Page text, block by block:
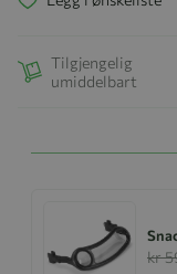
Tilgjengelig
umiddelbart
kr